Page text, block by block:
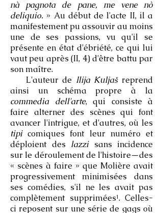
nà pagnota de pane, me vene nò
deliquio. » Au début de l'acte II, il a
manifestement pu assouvir au moins
une de ses passions, vu qu'il se
présente en état d'ébriété, ce qui lui
vaut peu après (II, 4) d'être battu par
son maître.
L'auteur de Ilija Kuljašreprend
ainsi un schéma propre à la
commedia dell'arte, qui consiste à
faire alterner des scènes qui font
avancer l'intrigue, et d'autres, où les
tipicomiques font leur numéro et
déploient des lazzisans incidence
sur le déroulement de l'histoire—des
« scènes à faire » que Molière avait
progressivement minimisées dans
ses comédies, s'il ne les avait pas
complètement supprimées¹. Celles-
ci reposent sur une série de gags où